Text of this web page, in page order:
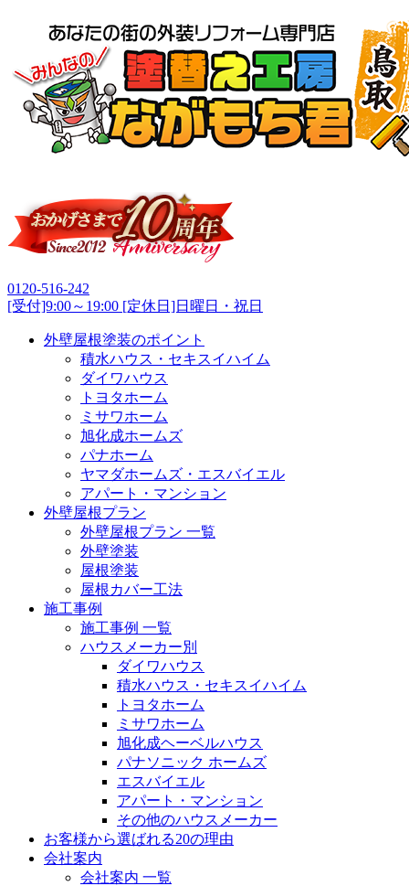
0120-516-242
[受付]9:00～19:00 [定休日]日曜日・祝日
外壁屋根塗装のポイント
積水ハウス・セキスイハイム
ダイワハウス
トヨタホーム
ミサワホーム
旭化成ホームズ
パナホーム
ヤマダホームズ・エスバイエル
アパート・マンション
外壁屋根プラン
外壁屋根プラン 一覧
外壁塗装
屋根塗装
屋根カバー工法
施工事例
施工事例 一覧
ハウスメーカー別
ダイワハウス
積水ハウス・セキスイハイム
トヨタホーム
ミサワホーム
旭化成ヘーベルハウス
パナソニック ホームズ
エスバイエル
アパート・マンション
その他のハウスメーカー
お客様から選ばれる20の理由
会社案内
会社案内 一覧